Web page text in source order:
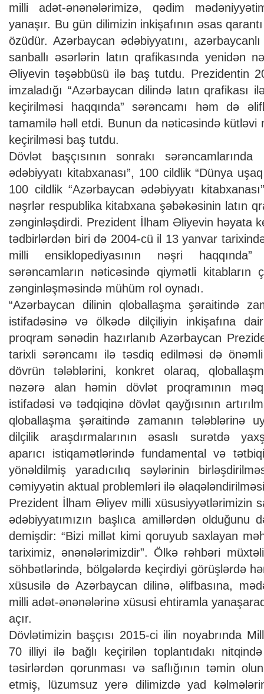
milli adət-ənənələrimizə, qədim
yanaşır. Bu gün dilimizin inkişafının əsas
özüdür. Azərbaycan ədəbiyyatını,
sanballı əsərlərin latın qrafikasında yenidən
Əliyevin təşəbbüsü ilə baş tutdu. Prezidentin
imzaladığı “Azərbaycan dilində latın qrafikası
keçirilməsi haqqında” sərəncamı həm də
tamamilə həll etdi. Bunun da nəticəsində kütləvi
keçirilməsi baş tutdu.
Dövlət başçısının sonrakı
ədəbiyyatı kitabxanası”, 100 cildlik “Dünya
100 cildlik “Azərbaycan ədəbiyyatı
nəşrlər respublika kitabxana şəbəkəsinin latın
zənginləşdirdi. Prezident İlham Əliyevin həyata
tədbirlərdən biri də 2004-cü il 13 yanvar
milli ensiklopediyasının nəşri
sərəncamların nəticəsində qiymətli kitabların
zənginləşməsində mühüm rol oynadı.
“Azərbaycan dilinin qloballaşma şəraitində
istifadəsinə və ölkədə dilçiliyin inkişafına
proqram sənədin hazırlanıb Azərbaycan
tarixli sərəncamı ilə təsdiq edilməsi də
dövrün tələblərini, konkret olaraq,
nəzərə alan həmin dövlət proqramının
istifadəsi və tədqiqinə dövlət qayğısının
qloballaşma şəraitində zamanın tələblərinə
dilçilik araşdırmalarının əsaslı surətdə
aparıcı istiqamətlərində fundamental və
yönəldilmiş yaradıcılıq səylərinin
cəmiyyətin aktual problemləri ilə
Prezident İlham Əliyev milli xüsusiyyətlərimizin
ədəbiyyatımızın başlıca amillərdən olduğunu
demişdir: “Bizi millət kimi qoruyub saxlayan
tariximiz, ənənələrimizdir”. Ölkə rəhbəri
söhbətlərində, bölgələrdə keçirdiyi görüşlərdə
xüsusilə də Azərbaycan dilinə, əlifbasına,
milli adət-ənənələrinə xüsusi ehtiramla
açır.
Dövlətimizin başçısı 2015-ci ilin noyabrında
70 illiyi ilə bağlı keçirilən toplantıdakı
təsirlərdən qorunması və saflığının təmin
etmiş, lüzumsuz yerə dilimizdə yad